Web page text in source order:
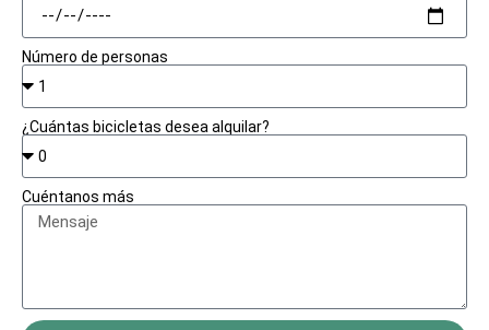
Número de personas
¿Cuántas bicicletas desea alquilar?
Cuéntanos más